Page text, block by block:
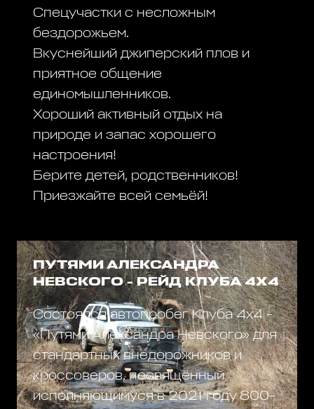
Спецучастки с несложным
бездорожьем.
Вкуснейший джиперский плов и
приятное общение
единомышленников.
Хороший активный отдых на
природе и запас хорошего
настроения!
Берите детей, родственников!
Приезжайте всей семьёй!
ПУТЯМИ АЛЕКСАНДРА
НЕВСКОГО - РЕЙД КЛУБА 4Х4
Состоялся автопробег Клуба 4х4 -
«Путями Александра Невского» для
стандартных внедорожников и
кроссоверов, посвящённый
исполняющимуся в 2021 году 800-